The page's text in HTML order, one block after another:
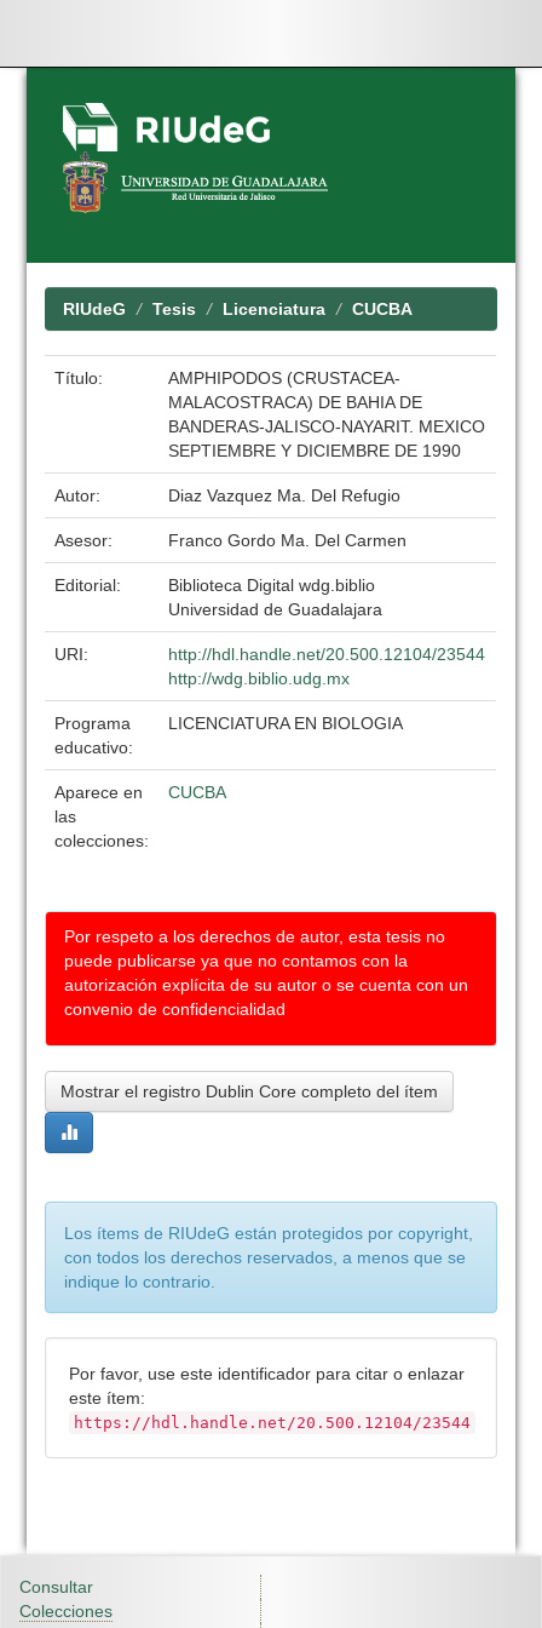
Skip
navigation
RIUdeG Tesis Licenciatura CUCBA
Título:
AMPHIPODOS (CRUSTACEA-
MALACOSTRACA) DE BAHIA DE
BANDERAS-JALISCO-NAYARIT. MEXICO
SEPTIEMBRE Y DICIEMBRE DE 1990
Autor: Diaz Vazquez Ma. Del Refugio
Asesor: Franco Gordo Ma. Del Carmen
Editorial:
Biblioteca Digital wdg.biblio
Universidad de Guadalajara
URI:
http://hdl.handle.net/20.500.12104/23544
http://wdg.biblio.udg.mx
Programa
educativo:
LICENCIATURA EN BIOLOGIA
Aparece en
las
colecciones:
CUCBA
Por respeto a los derechos de autor, esta tesis no
puede publicarse ya que no contamos con la
autorización explícita de su autor o se cuenta con un
convenio de confidencialidad
Mostrar el registro Dublin Core completo del ítem
Los ítems de RIUdeG están protegidos por copyright,
con todos los derechos reservados, a menos que se
indique lo contrario.
Por favor, use este identificador para citar o enlazar
este ítem:
https://hdl.handle.net/20.500.12104/23544
Consultar
Colecciones